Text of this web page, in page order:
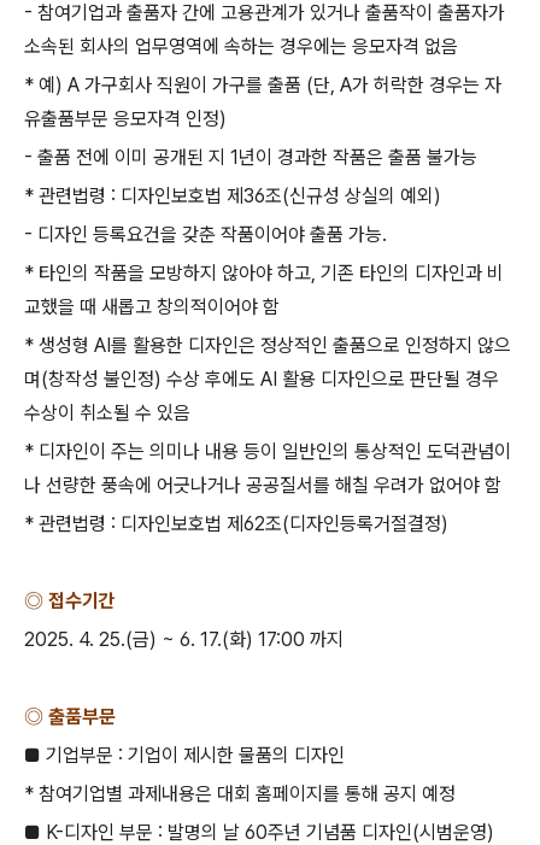
- 참여기업과 출품자 간에 고용관계가 있거나 출품작이 출품자가
소속된 회사의 업무영역에 속하는 경우에는 응모자격 없음
* 예 ) A 가구회사 직원이 가구를 출품 (단, A가 허락한 경우는 자
유출품부문 응모자격 인정)
- 출품 전에 이미 공개된 지 1년이 경과한 작품은 출품 불가능
* 관련법령 : 디자인보호법 제 36조(신규성 상실의 예외 )
- 디자인 등록요건을 갖춘 작품이어야 출품 가능.
* 타인의 작품을 모방하지 않아야 하고, 기존 타인의 디자인과 비
교했을 때 새롭고 창의적이어야 함
* 생성형 AI를 활용한 디자인은 정상적인 출품으로 인정하지 않으
며(창작성 불인정) 수상 후에도 AI 활용 디자인으로 판단될 경우
수상이 취소될 수 있음
* 디자인이 주는 의미나 내용 등이 일반인의 통상적인 도덕관념이
나 선량한 풍속에 어긋나거나 공공질서를 해칠 우려가 없어야 함
* 관련법령 : 디자인보호법 제 62조(디자인등록거절결정)
◎ 접수기간
2025. 4. 25.(금) ~ 6. 17.(화) 17:00 까지
◎ 출품부문
■ 기업부문 : 기업이 제시한 물품의 디자인
* 참여기업별 과제내용은 대회 홈페이지를 통해 공지 예정
■ K-디자인 부문 : 발명의 날 60주년 기념품 디자인(시범운영)